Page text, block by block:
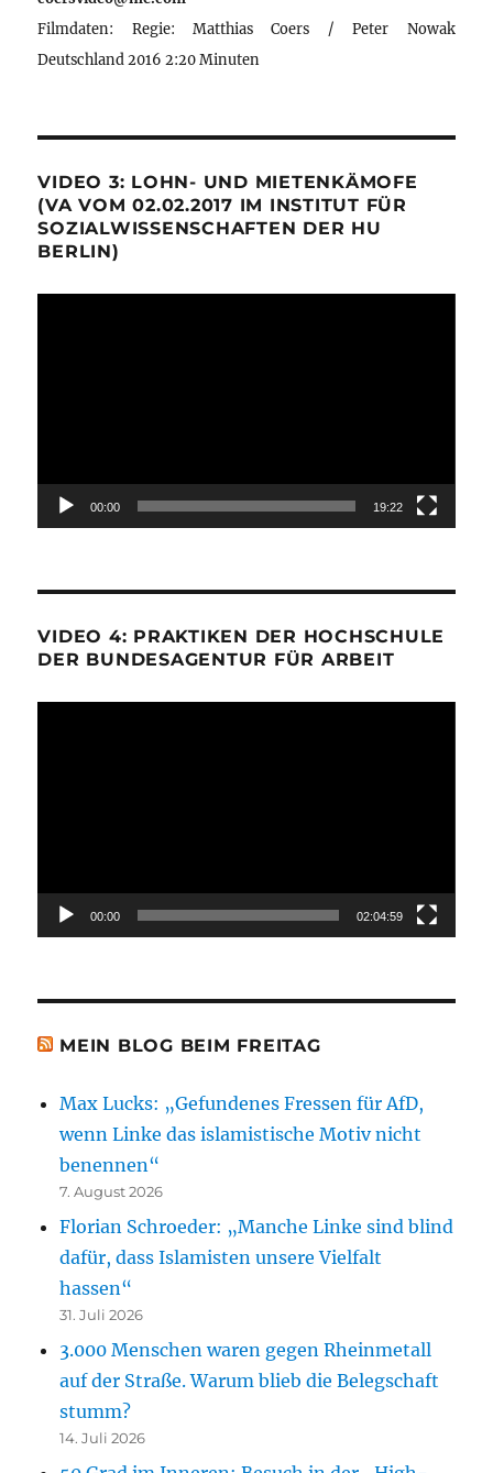
Filmdaten: Regie: Matthias Coers / Peter Nowak
Deutschland 2016 2:20 Minuten
VIDEO 3: LOHN- UND MIETENKÄMOFE
(VA VOM 02.02.2017 IM INSTITUT FÜR
SOZIALWISSENSCHAFTEN DER HU
BERLIN)
00:00 19:22
VIDEO 4: PRAKTIKEN DER HOCHSCHULE
DER BUNDESAGENTUR FÜR ARBEIT
00:00 02:04:59
MEIN BLOG BEIM FREITAG
Max Lucks: „Gefundenes Fressen für AfD,
wenn Linke das islamistische Motiv nicht
benennen“
7. August 2026
Florian Schroeder: „Manche Linke sind blind
dafür, dass Islamisten unsere Vielfalt
hassen“
31. Juli 2026
3.000 Menschen waren gegen Rheinmetall
auf der Straße. Warum blieb die Belegschaft
stumm?
14. Juli 2026